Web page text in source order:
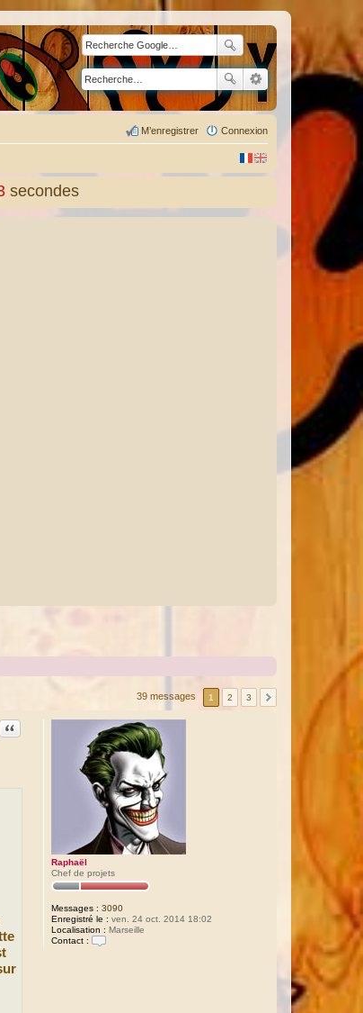
Connexion
M’enregistrer
secondes
39 messages 1 2 3
Raphaël
Chef de projets
Messages : 3090
Enregistré le : ven. 24 oct. 2014 18:02
Localisation : Marseille
Contact :
Citation